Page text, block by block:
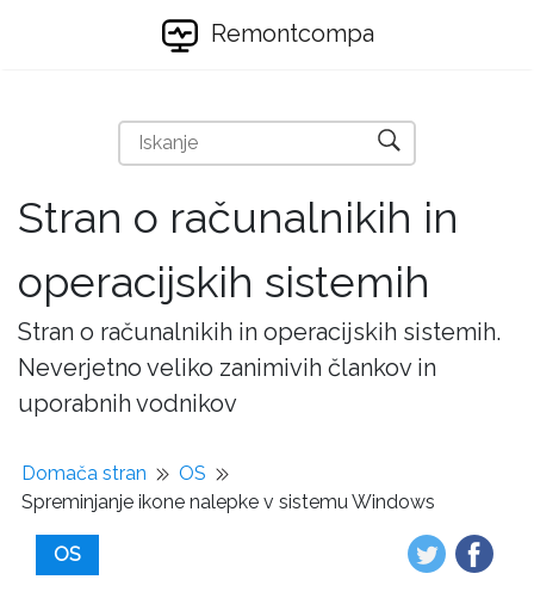
Remontcompa
Stran o računalnikih in
operacijskih sistemih
Stran o računalnikih in operacijskih sistemih.
Neverjetno veliko zanimivih člankov in
uporabnih vodnikov
Domača stran
OS
Spreminjanje ikone nalepke v sistemu Windows
OS